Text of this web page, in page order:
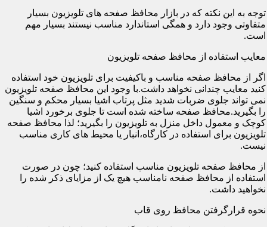
توجه به این نکته که در بازار محافظ صفحه های تلویزیون بسیار
متفاوتی وجود دارد و همگی استاندارد مناسب نیستند بسیار مهم
است.
معایب استفاده از محافظ صفحه تلویزیون
اگر از محافظ صفحه مناسب و باکیفیت برای تلویزیون خود استفاده
کنید معایب چندانی نخواهد داشت.با وجود این محافظ صفحه تلویزیون
نمی تواند جلوی ضربات شدید مثل پرتاب اشیا بسیار محکم و سنگین
را بگیرید.محافظ صفحه ساخته شده است تا جلوی برخورد اشیا
کوچک و معمول داخل منزل به تلویزیون را بگیرید؛ لذا محافظ صفحه
تلویزیون برای استفاده در کارگاه،انبار یا محیط های کاری مناسب
نیست.
از محافظ صفحه تلویزیون مناسب استفاده کنید؛ چون در صورت
استفاده از محافظ صفحه نامناسب هیچ یک از مزایای ذکر شده را
نخواهید داشت.
نحوه قرارگرفتن محافظ روی قاب